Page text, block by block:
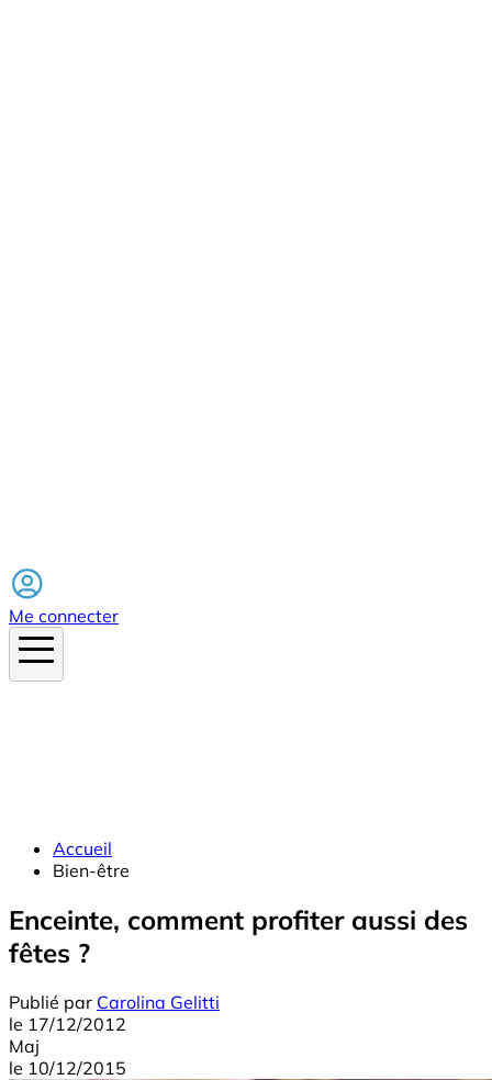
Me connecter
Accueil
Bien-être
Enceinte, comment profiter aussi des
fêtes ?
Publié par Carolina Gelitti
le 17/12/2012
Maj
le 10/12/2015